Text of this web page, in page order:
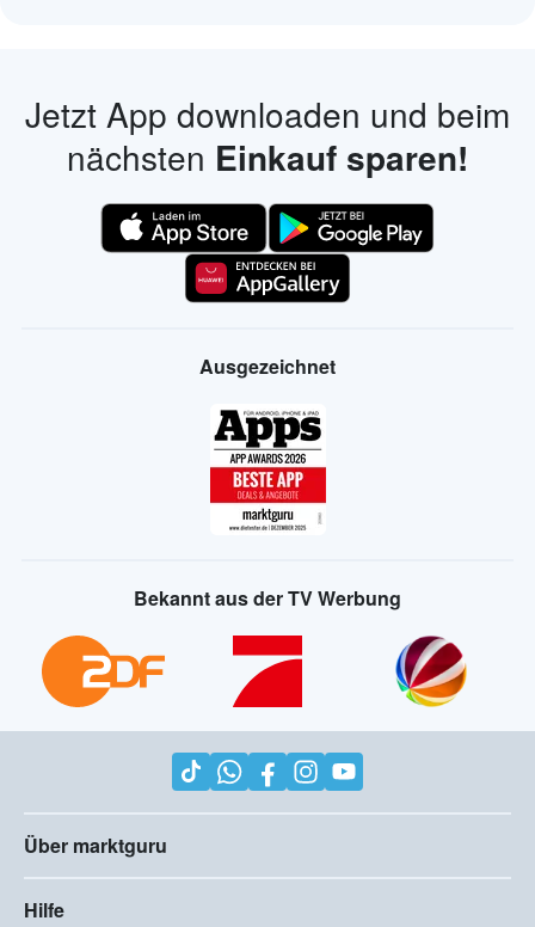
Jetzt App downloaden und beim
nächsten Einkauf sparen!
Ausgezeichnet
Bekannt aus der TV Werbung
Über marktguru
Hilfe